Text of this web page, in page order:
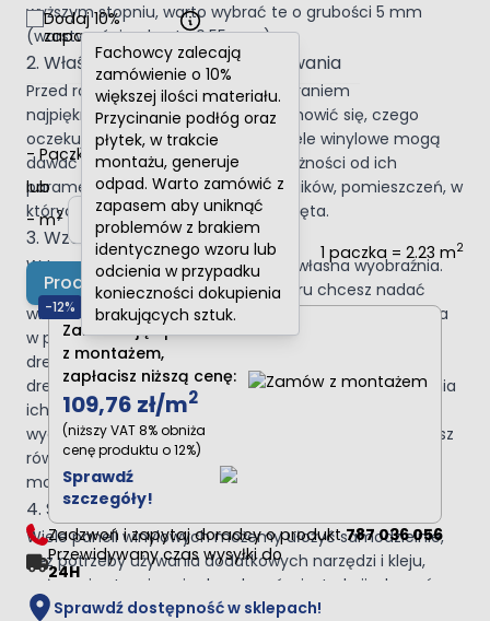
wyższym stopniu, warto wybrać te o grubości 5 mm
(warstwa ścieralna to 0,55 mm).
2. Właściwości i komfort użytkowania
Przed rozpoczęciem zakupów i wybraniem
najpiękniejszego wzoru warto zastanowić się, czego
oczekujemy od naszej podłogi. Panele winylowe mogą
dawać nam wiele możliwości w zależności od ich
parametrów. Są doskonałe dla alergików, pomieszczeń, w
których mieszkają dzieci oraz zwierzęta.
3. Wzór i dekor
W tym miejscu ogranicza Cię tylko własna wyobraźnia.
Warto przemyśleć jakiego charakteru chcesz nadać
wnętrzu, a także zwrócić uwagę na jakość i ilość światła
w pomieszczeniu. Najchętniej wybierana jest struktura
drewna, która zawiera w sobie idealne odwzorowanie
drewnianych słojów, włącznie z możliwością wyczuwania
ich poprzez dotyk, to rozwiązanie sprawia, że podłoga
wygląda naturalnie, niczym drewniana. Do wyboru masz
również mnóstwo innych opcji – ceramika, beton,
możesz urządzić swoje wnętrze jak tylko masz ochotę.
4. Sposób montażu
Wiele paneli winylowych możemy ułożyć samodzielnie,
bez potrzeby używania dodatkowych narzędzi i kleju,
wyłącznie stosując się do zaleceń z instrukcji, aby móc w
ten sposób poradzić sobie z układaniem podłogi
Dodaj 10%
zapasu
Fachowcy zalecają
zamówienie o 10%
większej ilości materiału.
Przycinanie podłóg oraz
płytek, w trakcie
montażu, generuje
odpad. Warto zamówić z
zapasem aby uniknąć
problemów z brakiem
identycznego wzoru lub
odcienia w przypadku
konieczności dokupienia
brakujących sztuk.
- Paczki
+
lub
- m2
+
1 paczka = 2.23 m2
Produkt niedostępny
-12%
Zamawiając produkt
z montażem,
zapłacisz niższą cenę:
109,76 zł/m2
(niższy VAT 8% obniża
cenę produktu o 12%)
Sprawdź
szczegóły!
Zadzwoń i zapytaj doradcy o produkt787 036 056
Przewidywany czas wysyłki do
24H
Sprawdź dostępność w sklepach!